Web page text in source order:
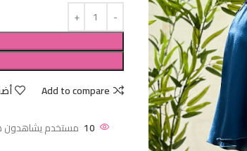
Add to compare
10 مستخدم يشاهدون